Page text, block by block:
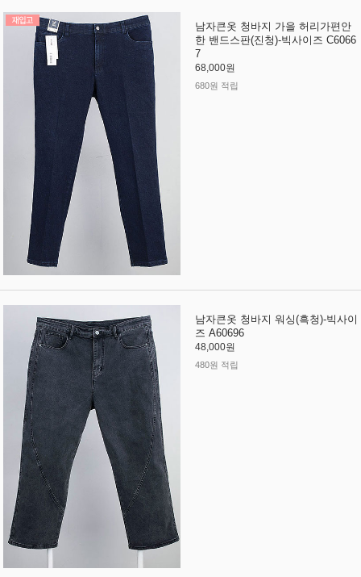
남자큰옷 청바지 가을 허리가편안
한 밴드스판(진청)-빅사이즈 C6066
7
68,000원
680원 적립
남자큰옷 청바지 워싱(흑청)-빅사이
즈 A60696
48,000원
480원 적립